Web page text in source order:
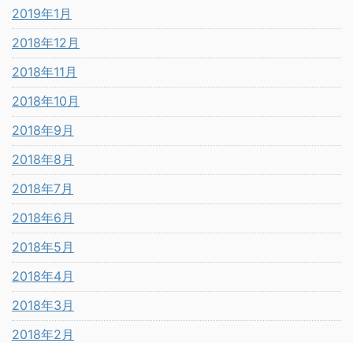
2019年1月
2018年12月
2018年11月
2018年10月
2018年9月
2018年8月
2018年7月
2018年6月
2018年5月
2018年4月
2018年3月
2018年2月